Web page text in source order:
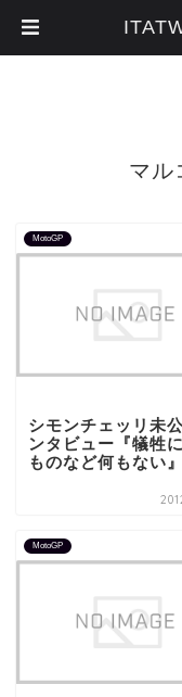
マル
MotoGP
シモンチェッリ未
ンタビュー『犠牲
ものなど何もない』
MotoGP